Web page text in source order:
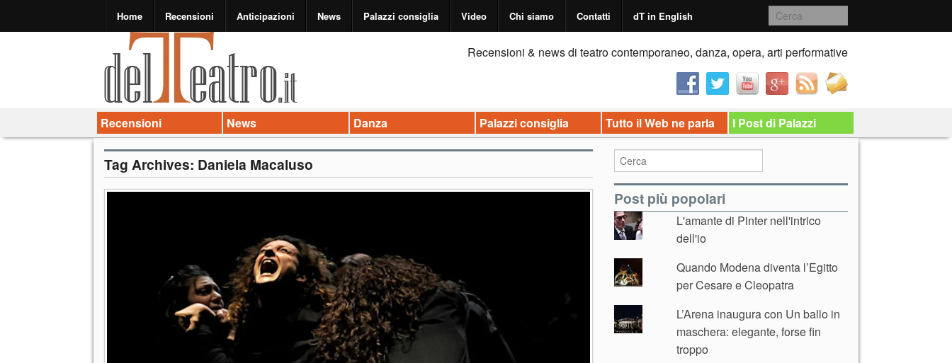
Home Recensioni Anticipazioni News Palazzi consiglia Video Chi siamo Contatti dT in English
Recensioni & news di teatro contemporaneo, danza, opera, arti performative
Recensioni News Danza Palazzi consiglia Tutto il Web ne parla I Post di Palazzi
Tag Archives: Daniela Macaluso
Post più popolari
L'amante di Pinter nell'intrico
dell'io
Quando Modena diventa l’Egitto
per Cesare e Cleopatra
L’Arena inaugura con Un ballo in
maschera: elegante, forse fin
troppo